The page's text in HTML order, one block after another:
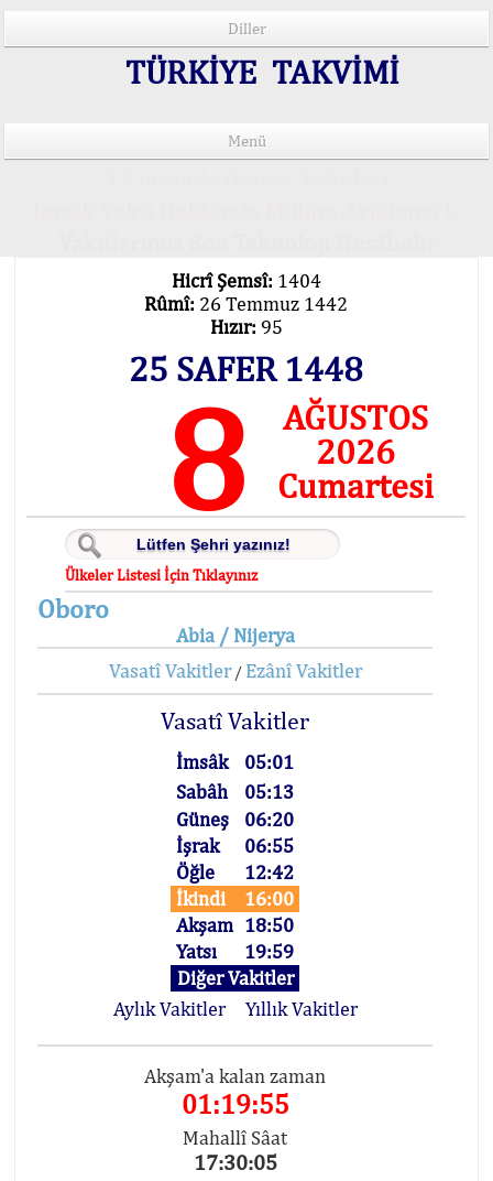
Diller
TÜRKİYE TAKVİMİ
Menü
Hicrî Şemsî: 1404
Rûmî: 26 Temmuz 1442
Hızır: 95
25 SAFER 1448
8
AĞUSTOS
2026
Cumartesi
Ülkeler Listesi İçin Tıklayınız
Oboro
Abia / Nijerya
Vasatî Vakitler/ Ezânî Vakitler
Vasatî Vakitler
İmsâk
05:01
Sabâh
05:13
Güneş
06:20
İşrak
06:55
Öğle
12:42
İkindi
16:00
Akşam 18:50
Yatsı
19:59
Diğer Vakitler
Aylık Vakitler
Yıllık Vakitler
Akşam'a kalan zaman
01:19:55
Mahallî Sâat
17:30:05